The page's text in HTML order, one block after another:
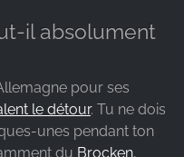
il absolument
pour ses
le détour. Tu ne dois
unes pendant ton
du Brocken,